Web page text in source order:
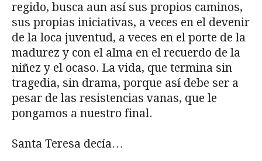
regido, busca aun así sus propios caminos,
sus propias iniciativas, a veces en el devenir
de la loca juventud, a veces en el porte de la
madurez y con el alma en el recuerdo de la
niñez y el ocaso. La vida, que termina sin
tragedia, sin drama, porque así debe ser a
pesar de las resistencias vanas, que le
pongamos a nuestro final.
Santa Teresa decía…